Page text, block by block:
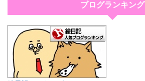
ブログランキング